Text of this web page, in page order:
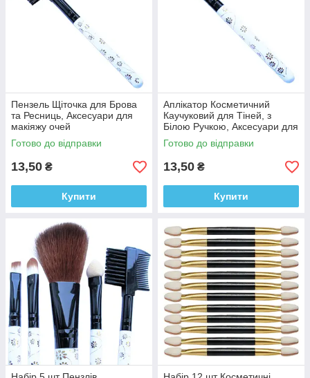
Пензель Щіточка для Брова
та Ресниць, Аксесуари для
макіяжу очей
Готово до відправки
13,50 ₴
Купити
Аплікатор Косметичний
Каучуковий для Тіней, з
Білою Ручкою, Аксесуари для
Макіяжу Очей
Готово до відправки
13,50 ₴
Купити